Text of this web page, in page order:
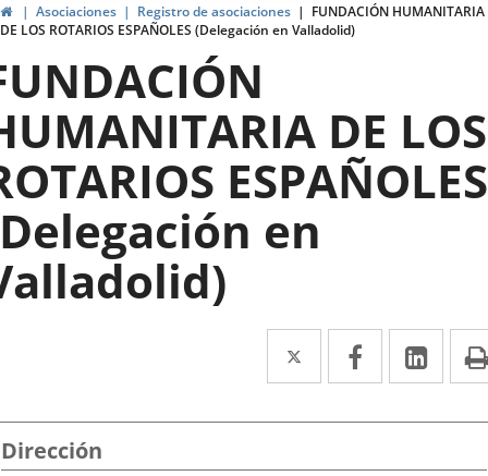
HomeAsociaciones Registro de asociaciones
FUNDACIÓN HUMANITARIA
DE LOS ROTARIOS ESPAÑOLES (Delegación en Valladolid)
DE LOS
ESPAÑOLES
en
Twitter
Enlace
a
una
Facebook
Enlace
a
una
a
una
Dirección